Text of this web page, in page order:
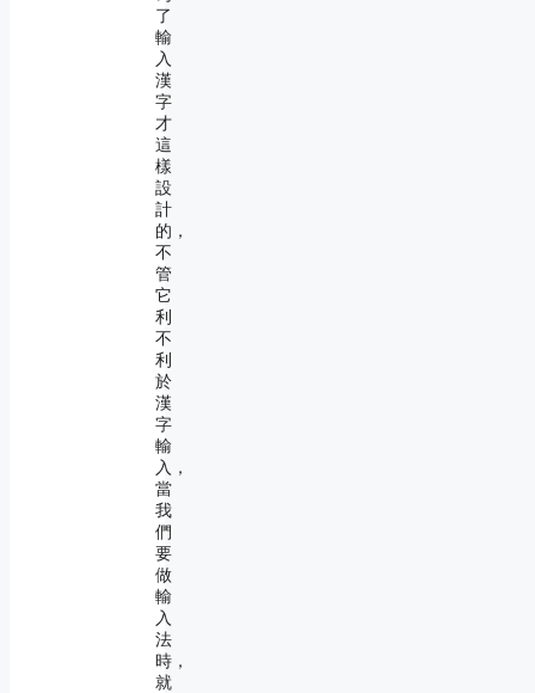
了
輸
入
漢
字
才
這
樣
設
計
的，
不
管
它
利
不
利
於
漢
字
輸
入，
當
我
們
要
做
輸
入
法
時，
就